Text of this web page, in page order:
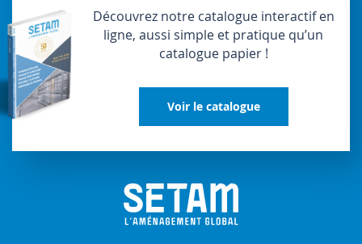
Découvrez notre catalogue interactif en
ligne, aussi simple et pratique qu’un
catalogue papier !
Voir le catalogue